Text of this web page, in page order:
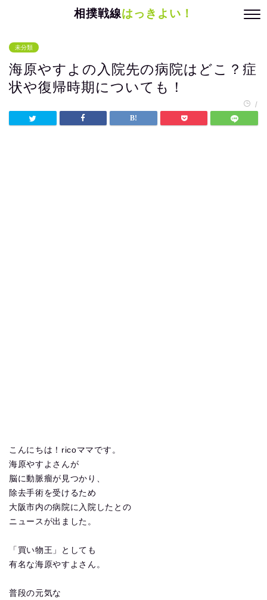
相撲戦線はっきよい！
未分類
海原やすよの入院先の病院はどこ？症
状や復帰時期についても！
/
こんにちは！ricoママです。
海原やすよさんが
脳に動脈瘤が見つかり、
除去手術を受けるため
大阪市内の病院に入院したとの
ニュースが出ました。
「買い物王」としても
有名な海原やすよさん。
普段の元気な